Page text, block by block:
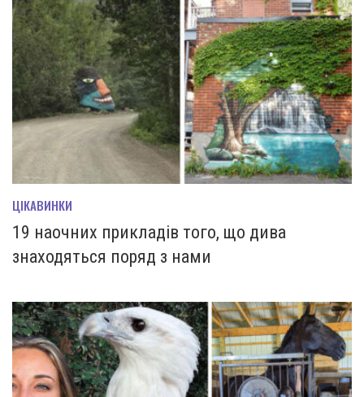
ЦІКАВИНКИ
19 наочних прикладів того, що дива
знаходяться поряд з нами